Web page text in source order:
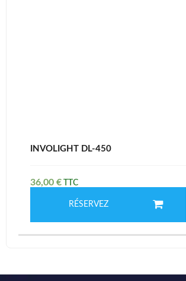
INVOLIGHT DL-450
36,00 €
RÉSERVEZ